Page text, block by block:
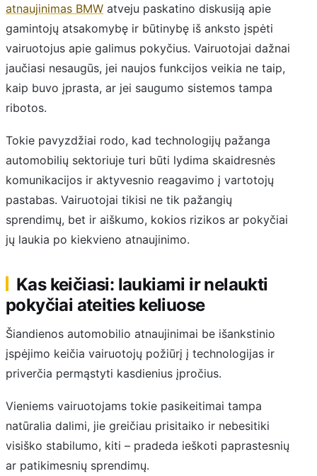
atnaujinimas BMW atveju paskatino diskusiją apie
gamintojų atsakomybę ir būtinybę iš anksto įspėti
vairuotojus apie galimus pokyčius. Vairuotojai dažnai
jaučiasi nesaugūs, jei naujos funkcijos veikia ne taip,
kaip buvo įprasta, ar jei saugumo sistemos tampa
ribotos.
Tokie pavyzdžiai rodo, kad technologijų pažanga
automobilių sektoriuje turi būti lydima skaidresnės
komunikacijos ir aktyvesnio reagavimo į vartotojų
pastabas. Vairuotojai tikisi ne tik pažangių
sprendimų, bet ir aiškumo, kokios rizikos ar pokyčiai
jų laukia po kiekvieno atnaujinimo.
Kas keičiasi: laukiami ir nelaukti
pokyčiai ateities keliuose
Šiandienos automobilio atnaujinimai be išankstinio
įspėjimo keičia vairuotojų požiūrį į technologijas ir
priverčia permąstyti kasdienius įpročius.
Vieniems vairuotojams tokie pasikeitimai tampa
natūralia dalimi, jie greičiau prisitaiko ir nebesitiki
visiško stabilumo, kiti – pradeda ieškoti paprastesnių
ar patikimesnių sprendimų.